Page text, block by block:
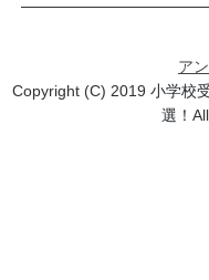
ア
Copyright (C) 2019 小学校
選！